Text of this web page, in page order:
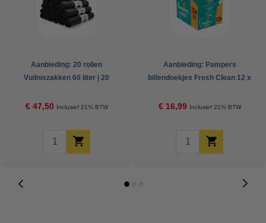
Aanbieding: 20 rollen
Vuilniszakken 60 liter | 20
123schoon
€ 47,50 Inclusief 21% BTW
Aanbieding: Pampers
billendoekjes Fresh Clean 12 x
€ 16,99 Inclusief 21% BTW